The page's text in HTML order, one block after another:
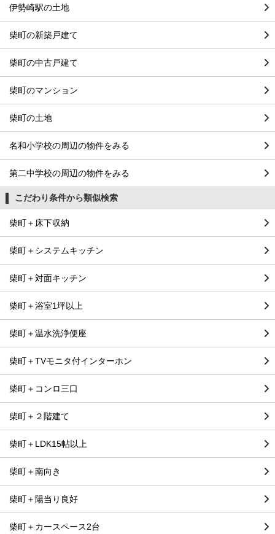
伊勢崎駅の土地
柴町の新築戸建て
柴町の中古戸建て
柴町のマンション
柴町の土地
名和小学校の周辺の物件をみる
第二中学校の周辺の物件をみる
こだわり条件から類似検索
柴町＋床下収納
柴町＋システムキッチン
柴町＋対面キッチン
柴町＋浴室1坪以上
柴町＋温水洗浄便座
柴町＋TVモニタ付インターホン
柴町＋コンロ三口
柴町＋２階建て
柴町＋LDK15帖以上
柴町＋南向き
柴町＋陽当り良好
柴町＋カースペース2台